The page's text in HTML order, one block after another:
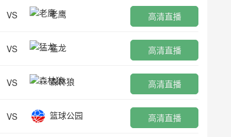
VS 老鹰 高清直播
VS 猛龙 高清直播
VS 森林狼 高清直播
VS 篮球公园 高清直播